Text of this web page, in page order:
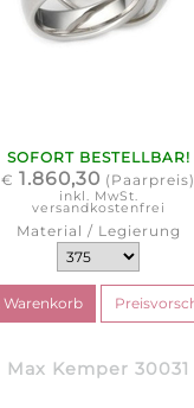
SOFORT BESTELLBAR!
€ 1.860,30 (Paarpreis)
inkl. MwSt.
versandkostenfrei
Material / Legierung
Max Kemper 30031